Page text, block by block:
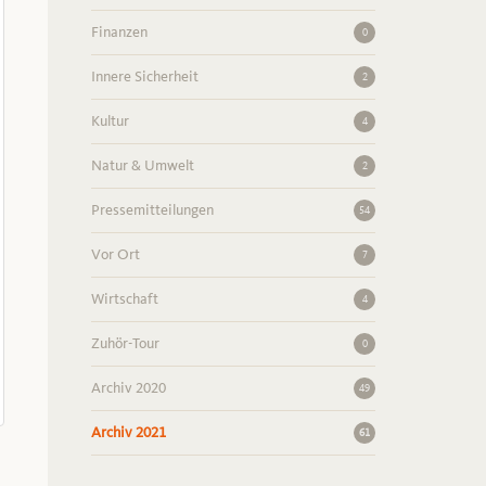
Finanzen 0
Innere Sicherheit 2
Kultur 4
Natur & Umwelt 2
Pressemitteilungen 54
Vor Ort 7
Wirtschaft 4
Zuhör-Tour 0
Archiv 2020 49
Archiv 2021 61